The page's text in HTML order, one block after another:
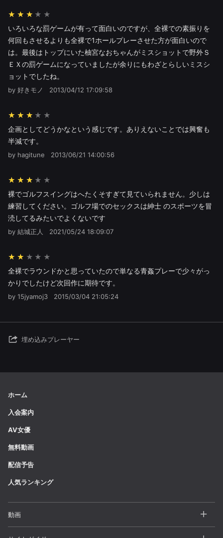
★★★
いろいろな罰ゲームが有って面白いのですが、全裸での素振りを
何回もさせるよりも全裸で1ホールプレーさせた方が面白いので
は。最後はトップにいた柚宮なおちゃんがミスショットで野外Ｓ
ＥＸの罰ゲームになっていましたが余りにもわざとらしいミスシ
ョットでしたね。
by 好きモノ 2013/04/12 17:09:58
★★★
企画としてどうかなという感じです。ありえないことでは興奮も
半減です。
by hagitune 2013/06/21 14:00:56
★★★
裸でゴルフスイングはへたくそすぎて見ていられません。少しは
練習してください。ゴルフ場でのセックスは紳士 のスポーツを冒
涜してるみたいでよくないです
by 結城正人 2021/05/24 18:09:07
★★
全裸でラウンドかと思っていたので単なる青姦プレーで少々がっ
かりでしたけど次回作に期待です。
by 15jyamoj3 2015/03/04 21:05:24
埋め込みプレーヤー
ホーム
入会案内
AV女優
無料動画
配信予告
人気ランキング
動画